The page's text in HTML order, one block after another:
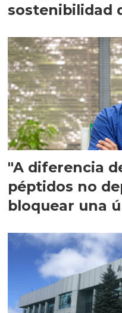
sostenibilidad
"A diferencia
péptidos no
bloquear una